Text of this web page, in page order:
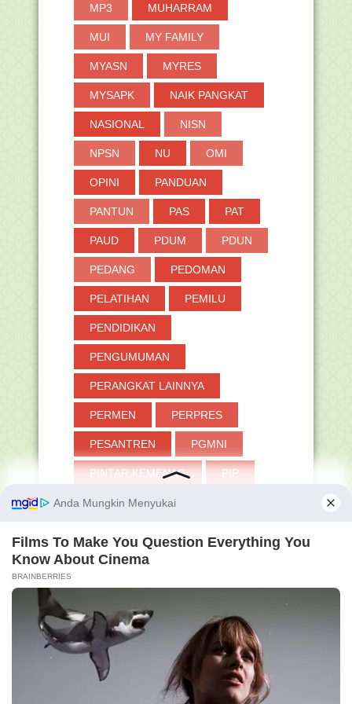
MP3 MUHARRAM
MUI MY FAMILY
MYASN MYRES
MYSAPK NAIK PANGKAT
NASIONAL NISN
NPSN NU OMI
OPINI PANDUAN
PANTUN PAS PAT
PAUD PDUM PDUN
PEDANG PEDOMAN
PELATIHAN PEMILU
PENDIDIKAN
PENGUMUMAN
PERANGKAT LAINNYA
PERMEN PERPRES
PESANTREN PGMNI
PINTAR KEMENAG PIP
PJOK PKB
POKJAWAS
PPDB PPG PPPK
PRESTASI PROMES
PROTA PTS PUASA
PUISI QURBAN RA